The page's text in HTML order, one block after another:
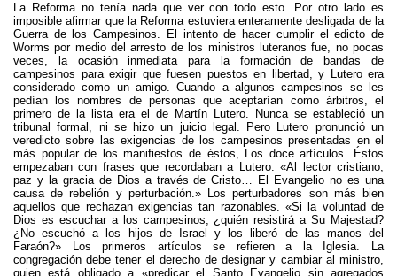
La Reforma no tenía nada que ver con todo esto. Por otro lado es
imposible afirmar que la Reforma estuviera enteramente desligada de la
Guerra de los Campesinos. El intento de hacer cumplir el edicto de
Worms por medio del arresto de los ministros luteranos fue, no pocas
veces, la ocasión inmediata para la formación de bandas de
campesinos para exigir que fuesen puestos en libertad, y Lutero era
considerado como un amigo. Cuando a algunos campesinos se les
pedían los nombres de personas que aceptarían como árbitros, el
primero de la lista era el de Martín Lutero. Nunca se estableció un
tribunal formal, ni se hizo un juicio legal. Pero Lutero pronunció un
veredicto sobre las exigencias de los campesinos presentadas en el
más popular de los manifiestos de éstos, Los doce artículos. Éstos
empezaban con frases que recordaban a Lutero: «Al lector cristiano,
paz y la gracia de Dios a través de Cristo… El Evangelio no es una
causa de rebelión y perturbación.» Los perturbadores son más bien
aquellos que rechazan exigencias tan razonables. «Si la voluntad de
Dios es escuchar a los campesinos, ¿quién resistirá a Su Majestad?
¿No escuchó a los hijos de Israel y los liberó de las manos del
Faraón?» Los primeros artículos se refieren a la Iglesia. La
congregación debe tener el derecho de designar y cambiar al ministro,
quien está obligado a «predicar el Santo Evangelio sin agregados